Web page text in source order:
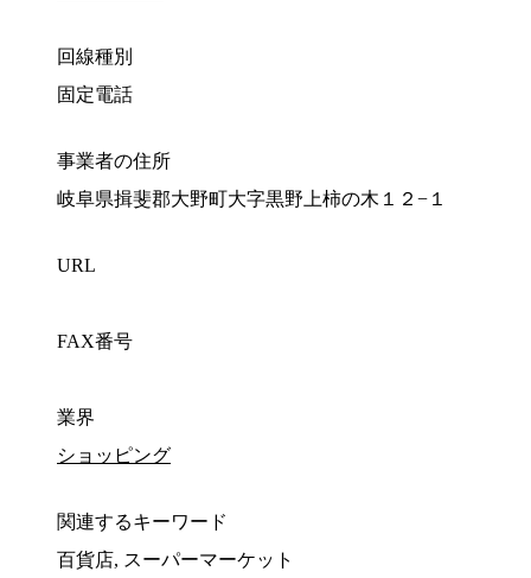
回線種別
固定電話
事業者の住所
岐阜県揖斐郡大野町大字黒野上柿の木１２−１
URL
FAX番号
業界
ショッピング
関連するキーワード
百貨店, スーパーマーケット